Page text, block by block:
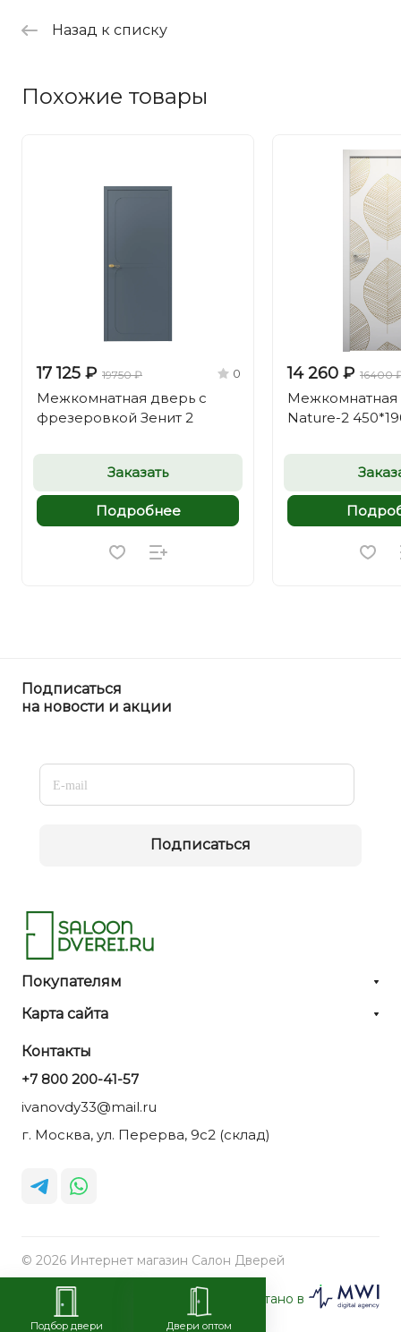
Назад к списку
Похожие товары
17 125 ₽ 19750 ₽ 0
Межкомнатная дверь с
фрезеровкой Зенит 2
Заказать
Подробнее
14 260 ₽ 16400
Межкомнатная
Nature-2
Подписаться
на новости и акции
Подписаться
Покупателям
Карта сайта
Контакты
+7 800 200-41-57
ivanovdy33@mail.ru
г. Москва, ул. Перерва, 9с2 (склад)
© 2026 Интернет магазин Салон Дверей
Разработано в
Подбор двери Двери оптом